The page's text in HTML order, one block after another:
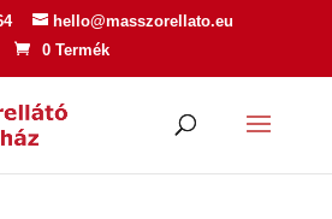
hello@masszorellato.eu
0 Termék